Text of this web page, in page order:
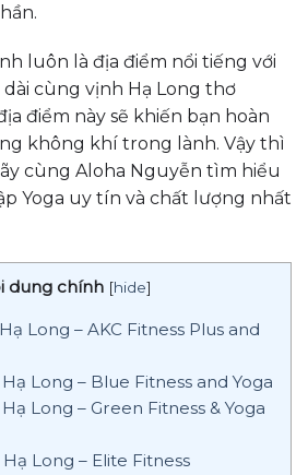
luôn là địa điểm nổi tiếng với
cùng vịnh Hạ Long thơ
điểm này sẽ khiến bạn hoàn
không khí trong lành. Vậy thì
cùng Aloha Nguyễn tìm hiểu
Yoga uy tín và chất lượng nhất
dung chính [hide]
Long – AKC Fitness Plus and
Long – Blue Fitness and Yoga
Long – Green Fitness & Yoga
Long – Elite Fitness